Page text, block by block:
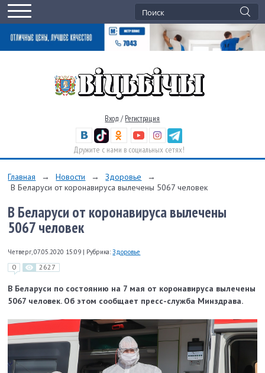
Вход / Регистрация
Дружите с нами в социальных сетях!
Главная → Новости → Здоровье
→
В Беларуси от коронавируса вылечены 5067 человек
В Беларуси от коронавируса вылечены
5067 человек
Четверг, 07.05.2020 15:09 | Рубрика: Здоровье
0 2627
В Беларуси по состоянию на 7 мая от коронавируса вылечены
5067 человек. Об этом сообщает пресс-служба Минздрава.